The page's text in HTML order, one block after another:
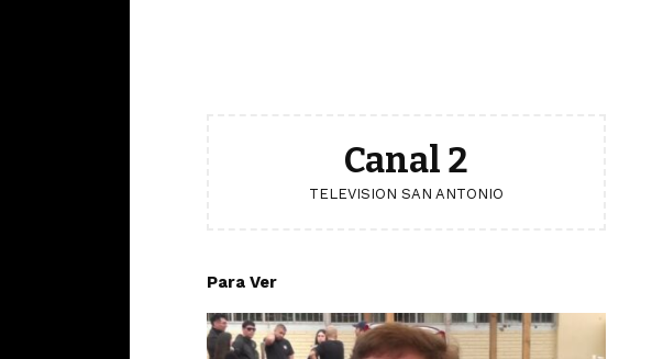
Canal 2
TELEVISION SAN ANTONIO
Para Ver